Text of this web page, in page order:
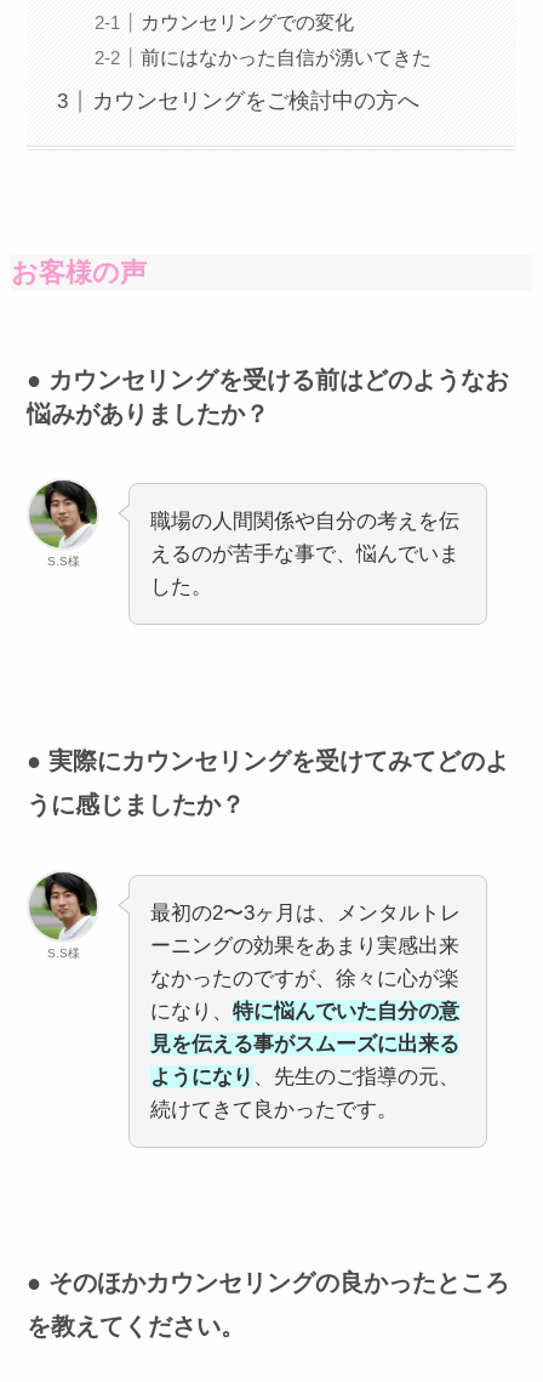
カウンセリングでの変化
前にはなかった自信が湧いてきた
カウンセリングをご検討中の方へ
お客様の声
● カウンセリングを受ける前はどのようなお
悩みがありましたか？
S.S様
職場の人間関係や自分の考えを伝
えるのが苦手な事で、悩んでいま
した。
● 実際にカウンセリングを受けてみてどのよ
うに感じましたか？
S.S様
最初の2〜3ヶ月は、メンタルトレ
ーニングの効果をあまり実感出来
なかったのですが、徐々に心が楽
になり、特に悩んでいた自分の意
見を伝える事がスムーズに出来る
ようになり 、先生のご指導の元、
続けてきて良かったです。
● そのほかカウンセリングの良かったところ
を教えてください。